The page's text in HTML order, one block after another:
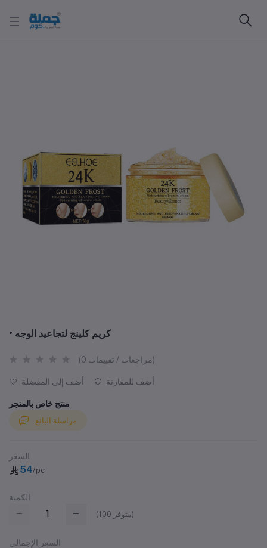
• كريم كلينج لتجاعيد الوجه
(0 مراجعات / تقييمات)
أضف إلى المفضلة أضف للمقارنة
منتج خاص بالمتجر
مراسلة البائع
السعر
54/pc
الكمية
(100 متوفر)
السعر الإجمالي